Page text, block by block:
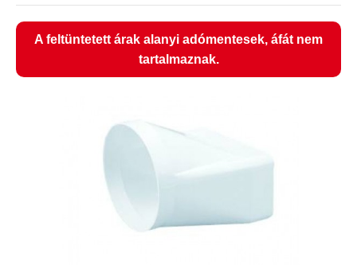
A feltüntetett árak alanyi adómentesek, áfát nem
tartalmaznak.